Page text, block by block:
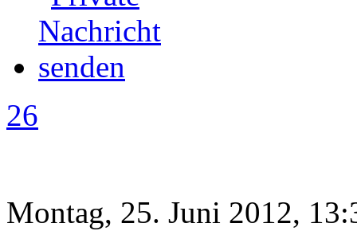
26
Montag, 25. Juni 2012,